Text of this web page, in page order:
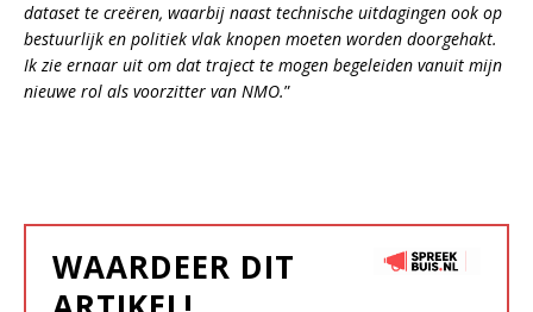
dataset te creëren, waarbij naast technische uitdagingen ook op
bestuurlijk en politiek vlak knopen moeten worden doorgehakt.
Ik zie ernaar uit om dat traject te mogen begeleiden vanuit mijn
nieuwe rol als voorzitter van NMO.”
WAARDEER DIT